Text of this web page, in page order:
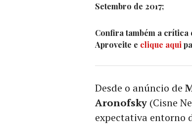
Setembro de 2017;
Confira também a
Aproveite e clique aqui
Desde o anúncio de
Aronofsky (Cisne
expectativa entorno